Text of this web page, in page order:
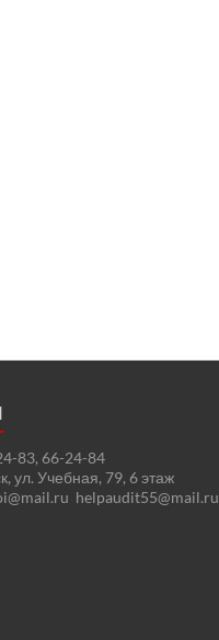
83, 66-24-84
ул. Учебная, 79, 6 этаж
helpaudit55@mail.ru